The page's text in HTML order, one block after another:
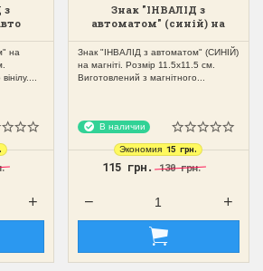
з
на
Знак "ІНВАЛІД з
автоматом" (синій) на
Знак "ІНВАЛІД з автоматом" (СИНІЙ)
на магніті. Розмір 11.5х11.5 см.
Виготовлений з магнітного...
В наличии
Экономия 15 грн.
115 грн.130 грн.